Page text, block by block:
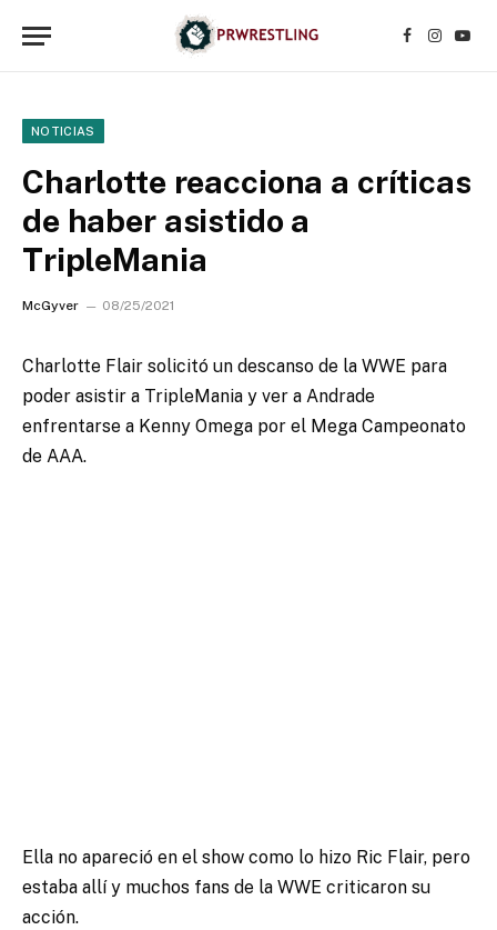
Facebook
NOTICIAS
Charlotte reacciona a críticas
de haber asistido a
TripleMania
McGyver 08/25/2021
Charlotte Flair solicitó un descanso de la WWE para
poder asistir a TripleMania y ver a Andrade
enfrentarse a Kenny Omega por el Mega Campeonato
de AAA.
Ella no apareció en el show como lo hizo Ric Flair, pero
estaba allí y muchos fans de la WWE criticaron su
acción.